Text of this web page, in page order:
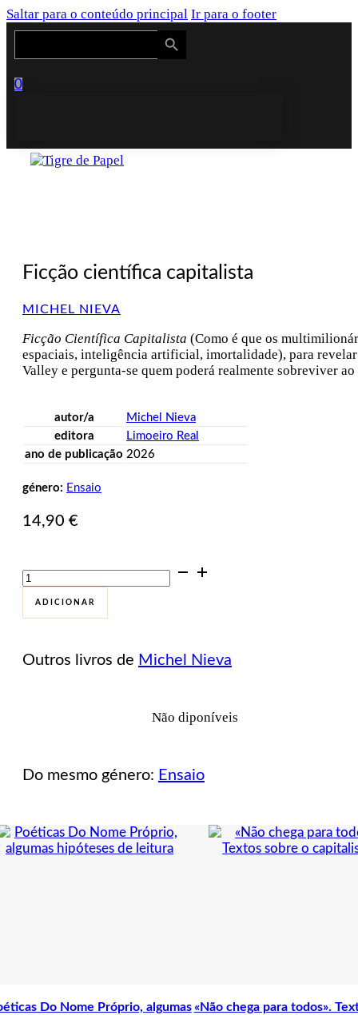
Saltar para o conteúdo principal Ir para o footer
Search
Search Button
0
Ficção científica capitalista
MICHEL NIEVA
Ficção Científica Capitalista (Como é que os
espaciais, inteligência artificial, imortalidade), para
Valley e pergunta-se quem poderá realmente sobreviver
autor/a
Michel Nieva
editora
Limoeiro Real
ano de publicação 2026
género: Ensaio
14,90 €
Quantidade
de
Ficção
científica
ADICIONAR
Outros livros de Michel Nieva
Não diponíveis
Do mesmo género: Ensaio
Do Nome Próprio, algumas «Não chega para todos».